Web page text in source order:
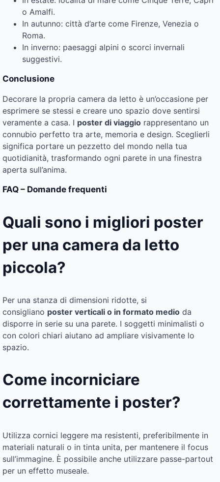
o Amalfi.
In autunno: città d’arte come Firenze, Venezia o
Roma.
In inverno: paesaggi alpini o scorci invernali
suggestivi.
Conclusione
Decorare la propria camera da letto è un’occasione per
esprimere se stessi e creare uno spazio dove sentirsi
veramente a casa. I poster di viaggio rappresentano un
connubio perfetto tra arte, memoria e design. Sceglierli
significa portare un pezzetto del mondo nella tua
quotidianità, trasformando ogni parete in una finestra
aperta sull’anima.
FAQ – Domande frequenti
Quali sono i migliori poster
per una camera da letto
piccola?
Per una stanza di dimensioni ridotte, si
consigliano poster verticali o in formato medio da
disporre in serie su una parete. I soggetti minimalisti o
con colori chiari aiutano ad ampliare visivamente lo
spazio.
Come incorniciare
correttamente i poster?
Utilizza cornici leggere ma resistenti, preferibilmente in
materiali naturali o in tinta unita, per mantenere il focus
sull’immagine. È possibile anche utilizzare passe-partout
per un effetto museale.